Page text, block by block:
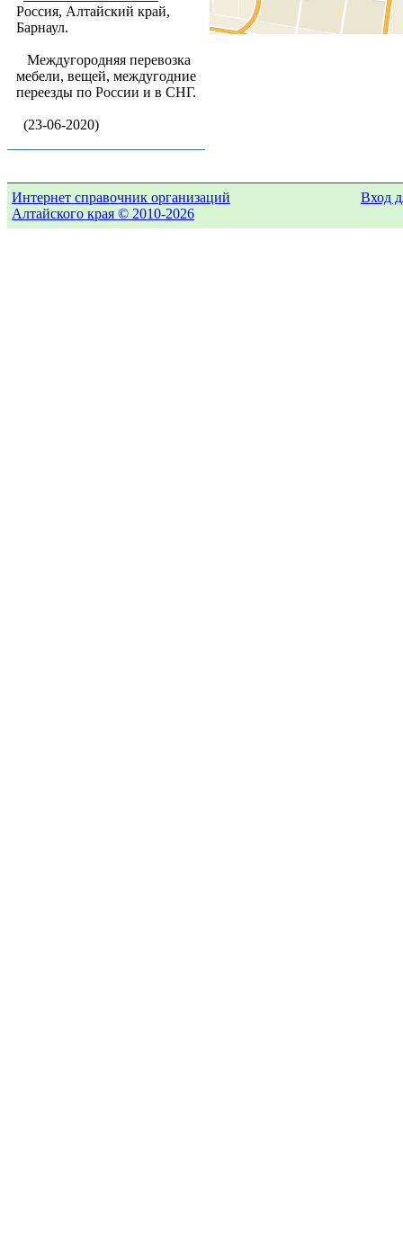
Россия, Алтайский край,
Барнаул.
Междугородняя перевозка
мебели, вещей, междугодние
переезды по России и в СНГ.
(23-06-2020)
Интернет справочник организаций
Алтайского края © 2010-2026
Вход